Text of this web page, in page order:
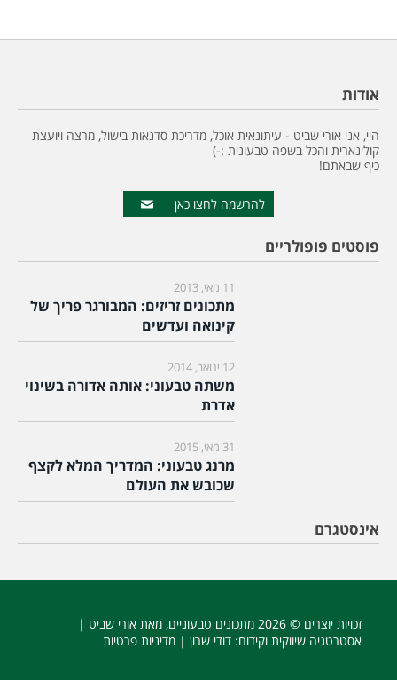
אודות
היי, אני אורי שביט - עיתונאית אוכל, מדריכת סדנאות בישול, מרצה ויועצת
קולינארית והכל בשפה טבעונית :-)
כיף שבאתם!
להרשמה לחצו כאן
פוסטים פופולריים
11 מאי, 2013
מתכונים זריזים: המבורגר פריך של
קינואה ועדשים
12 ינואר, 2014
משתה טבעוני: אותה אדורה בשינוי
אדרת
31 מאי, 2015
מרנג טבעוני: המדריך המלא לקצף
שכובש את העולם
אינסטגרם
זכויות יוצרים © 2026 מתכונים טבעוניים, מאת אורי שביט |
אסטרטגיה שיווקית וקידום: דודי שרון | מדיניות פרטיות